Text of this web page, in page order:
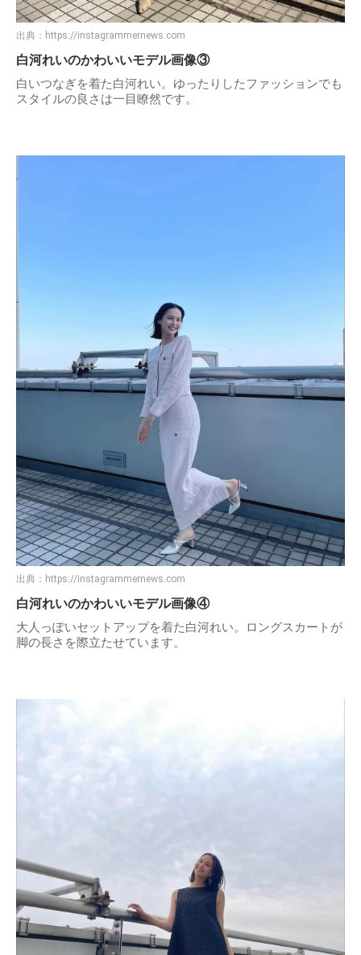
出典： https://instagrammernews.com
白河れいのかわいいモデル画像③
白いつなぎを着た白河れい。ゆったりしたファッションでも
スタイルの良さは一目瞭然です。
出典： https://instagrammernews.com
白河れいのかわいいモデル画像④
大人っぽいセットアップを着た白河れい。ロングスカートが
脚の長さを際立たせています。